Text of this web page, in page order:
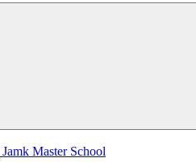
Master School